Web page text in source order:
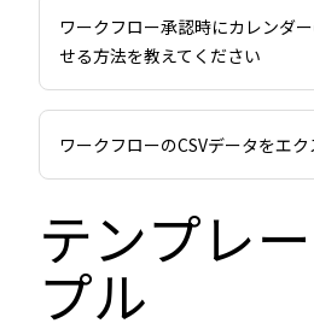
ワークフロー承認時にカレンダ
せる方法を教えてください
ワークフローのCSVデータをエ
テンプレ
プル